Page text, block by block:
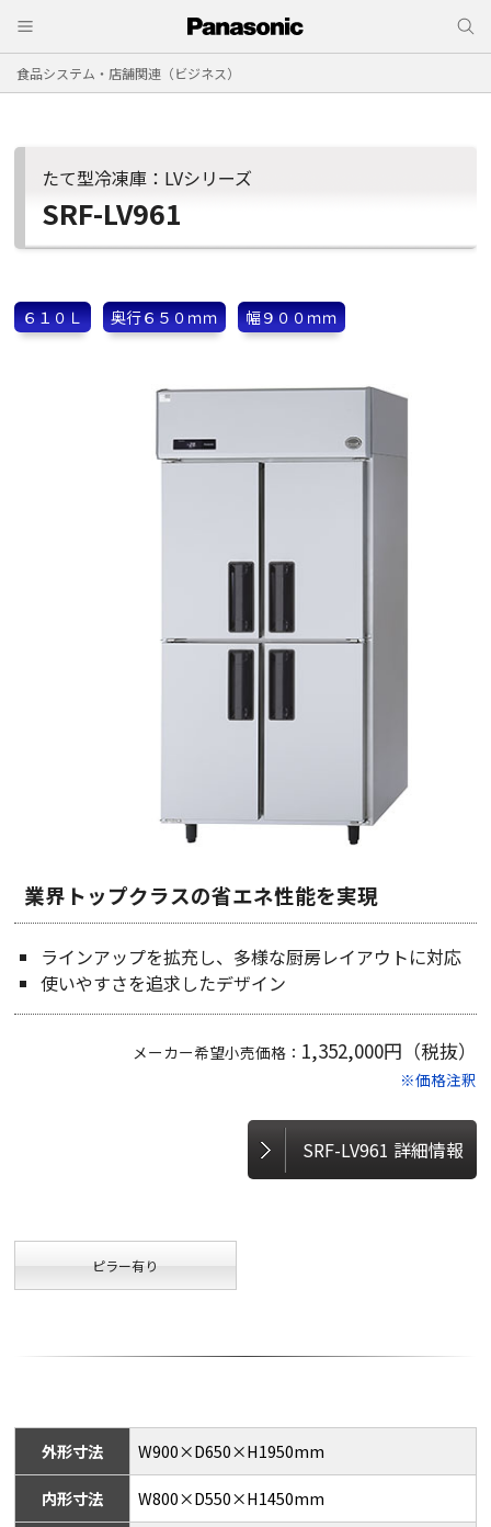
食品システム・店舗関連（ビジネス）
たて型冷凍庫：LVシリーズ
SRF-LV961
６１０Ｌ 奥行６５０ｍｍ 幅９００ｍｍ
業界トップクラスの省エネ性能を実現
ラインアップを拡充し、多様な厨房レイアウトに対応
使いやすさを追求したデザイン
メーカー希望小売価格： 1,352,000円（税抜）
※価格注釈
SRF-LV961 詳細情報
ピラー有り
外形寸法 W900×D650×H1950mm
内形寸法 W800×D550×H1450mm